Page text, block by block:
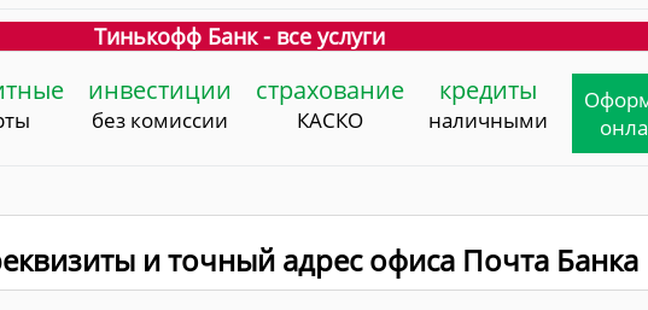
Тинькофф Банк - все услуги
инвестиции
без комиссии
страхование
КАСКО
кредиты
наличными
и точный адрес офиса Почта Банка